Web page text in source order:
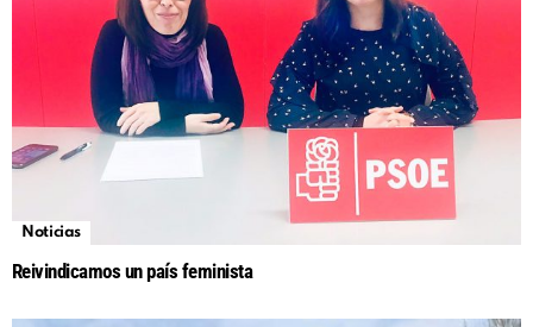
Noticias
Reivindicamos un país feminista